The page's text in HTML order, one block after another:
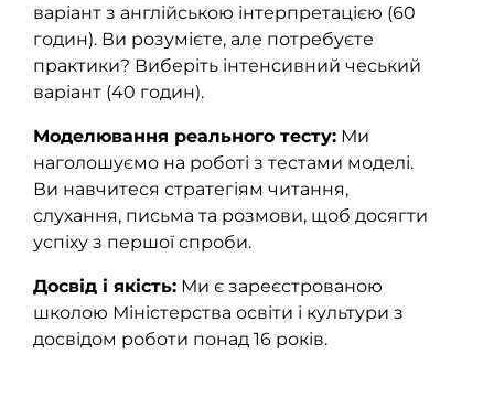
варіант з англійською інтерпретацією (60
годин). Ви розумієте, але потребуєте
практики? Виберіть інтенсивний чеський
варіант (40 годин).
Моделювання реального тесту: Ми
наголошуємо на роботі з тестами моделі.
Ви навчитеся стратегіям читання,
слухання, письма та розмови, щоб досягти
успіху з першої спроби.
Досвід і якість: Ми є зареєстрованою
школою Міністерства освіти і культури з
досвідом роботи понад 16 років.